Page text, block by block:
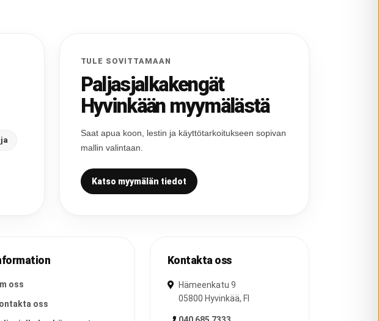
TULE SOVITTAMAAN
Paljasjalkakengät
Hyvinkään myymälästä
Saat apua koon, lestin ja käyttötarkoitukseen sopivan
mallin valintaan.
Katso myymälän tiedot
oss
oss
Kontakta oss
Hämeenkatu 9
05800 Hyvinkää, FI